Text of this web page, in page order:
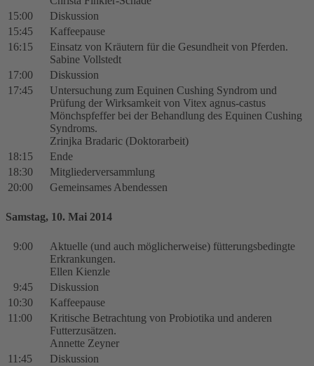
15:00
Diskussion
15:45
Kaffeepause
16:15
Einsatz von Kräutern für die Gesundheit von Pferden.
Sabine Vollstedt
17:00
Diskussion
17:45
Untersuchung zum Equinen Cushing Syndrom und
Prüfung der Wirksamkeit von Vitex agnus-castus
Mönchspfeffer bei der Behandlung des Equinen Cushing
Syndroms.
Zrinjka Bradaric (Doktorarbeit)
18:15
Ende
18:30
Mitgliederversammlung
20:00
Gemeinsames Abendessen
Samstag, 10. Mai 2014
9:00
Aktuelle (und auch möglicherweise) fütterungsbedingte
Erkrankungen.
Ellen Kienzle
9:45
Diskussion
10:30
Kaffeepause
11:00
Kritische Betrachtung von Probiotika und anderen
Futterzusätzen.
Annette Zeyner
11:45
Diskussion